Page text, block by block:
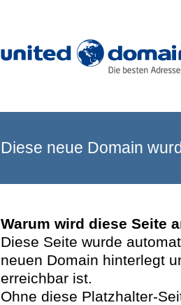
Diese neue Domain
Warum wird diese Seite
Diese Seite wurde
neuen Domain hinterlegt
erreichbar ist.
Ohne diese Platzhalter-